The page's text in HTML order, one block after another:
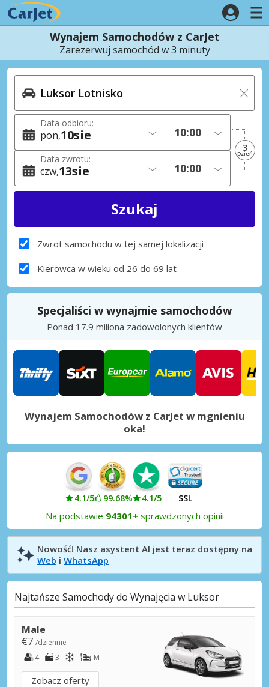
Wynajem Samochodów z CarJet
Zarezerwuj samochód w 3 minuty
Data odbioru:
pon 10sie
Data zwrotu:
czw 13sie
3
Dzień
Zwrot samochodu w tej samej lokalizacji
Kierowca w wieku od 26 do 69 lat
Specjaliści w wynajmie samochodów
Ponad 17.9 miliona zadowolonych klientów
Wynajem Samochodów z CarJet w mgnieniu
oka!
4.1/5 99.68% 4.1/5 SSL
Na podstawie 94301+ sprawdzonych opinii
Nowość! Nasz asystent AI jest teraz dostępny na
Web i WhatsApp
Najtańsze Samochody do Wynajęcia w Luksor
Male
€7 /dziennie
4
3 M
Zobacz oferty